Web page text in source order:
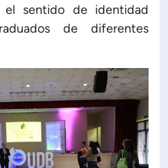
sentido de identidad
de diferentes